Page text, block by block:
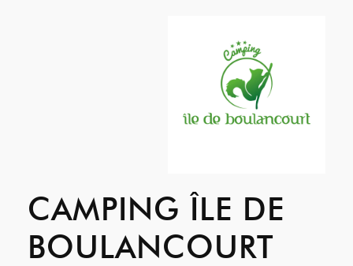
CAMPING ÎLE DE
BOULANCOURT